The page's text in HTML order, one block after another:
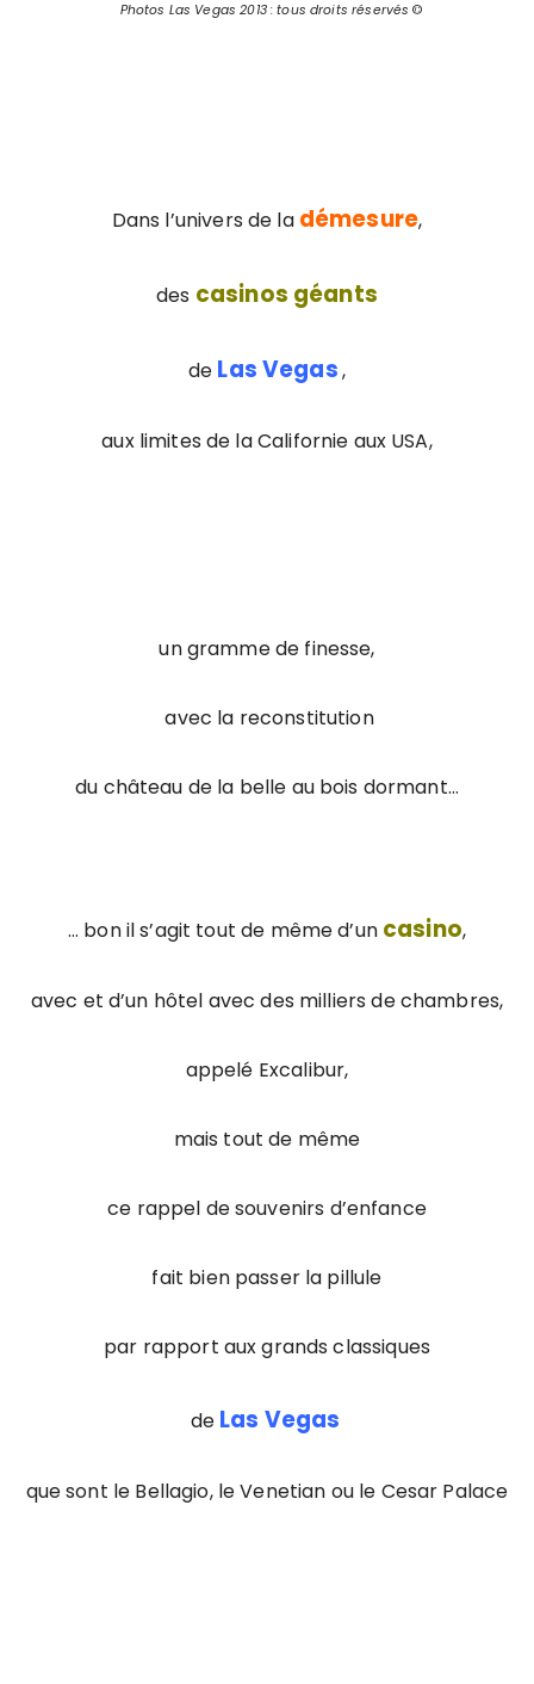
Photos Las Vegas 2013 : tous droits réservés ©
Dans l’univers de la démesure,
des casinos géants
de Las Vegas,
aux limites de la Californie aux USA,
un gramme de finesse,
avec la reconstitution
du château de la belle au bois dormant…
… bon il s’agit tout de même d’un casino,
avec et d’un hôtel avec des milliers de chambres,
appelé Excalibur,
mais tout de même
ce rappel de souvenirs d’enfance
fait bien passer la pillule
par rapport aux grands classiques
de Las Vegas
que sont le Bellagio, le Venetian ou le Cesar Palace